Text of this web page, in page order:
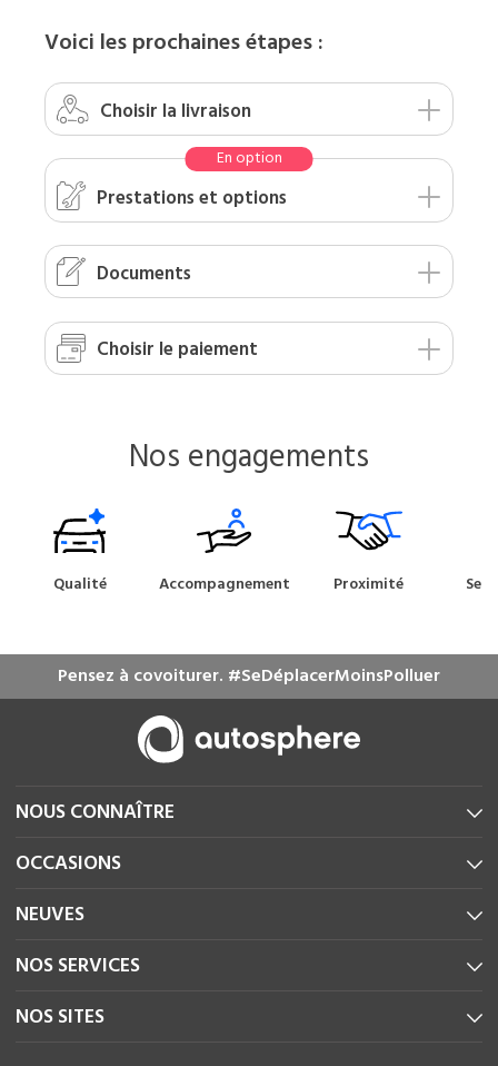
Voici les prochaines étapes :
Choisir la livraison
Prestationset options
Documents
Choisir le paiement
Nos engagements
Qualité Accompagnement Proximité
Pensez à covoiturer. #SeDéplacerMoinsPolluer
NOUS CONNAÎTRE
OCCASIONS
NEUVES
NOS SERVICES
NOS SITES